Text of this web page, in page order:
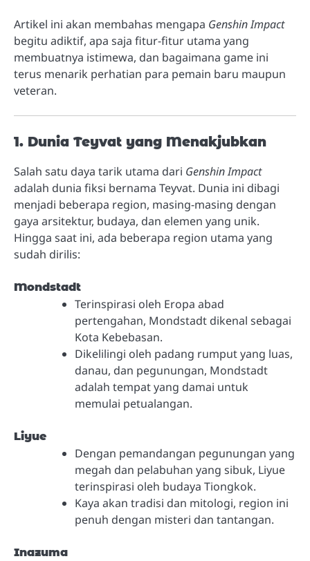
Artikel ini akan membahas mengapa Genshin Impact
begitu adiktif, apa saja fitur-fitur utama yang
membuatnya istimewa, dan bagaimana game ini
terus menarik perhatian para pemain baru maupun
veteran.
1. Dunia Teyvat yang Menakjubkan
Salah satu daya tarik utama dari Genshin Impact
adalah dunia fiksi bernama Teyvat. Dunia ini dibagi
menjadi beberapa region, masing-masing dengan
gaya arsitektur, budaya, dan elemen yang unik.
Hingga saat ini, ada beberapa region utama yang
sudah dirilis:
Mondstadt
Terinspirasi oleh Eropa abad
pertengahan, Mondstadt dikenal sebagai
Kota Kebebasan.
Dikelilingi oleh padang rumput yang luas,
danau, dan pegunungan, Mondstadt
adalah tempat yang damai untuk
memulai petualangan.
Liyue
Dengan pemandangan pegunungan yang
megah dan pelabuhan yang sibuk, Liyue
terinspirasi oleh budaya Tiongkok.
Kaya akan tradisi dan mitologi, region ini
penuh dengan misteri dan tantangan.
Inazuma